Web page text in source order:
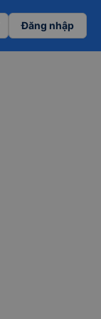
Đăng nhập